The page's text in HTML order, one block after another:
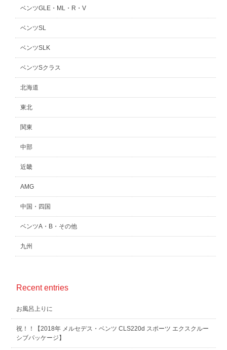
ベンツGLE・ML・R・V
ベンツSL
ベンツSLK
ベンツSクラス
北海道
東北
関東
中部
近畿
AMG
中国・四国
ベンツA・B・その他
九州
Recent entries
お風呂上りに
祝！！【2018年 メルセデス・ベンツ CLS220d スポーツ エクスクルー
シブパッケージ】